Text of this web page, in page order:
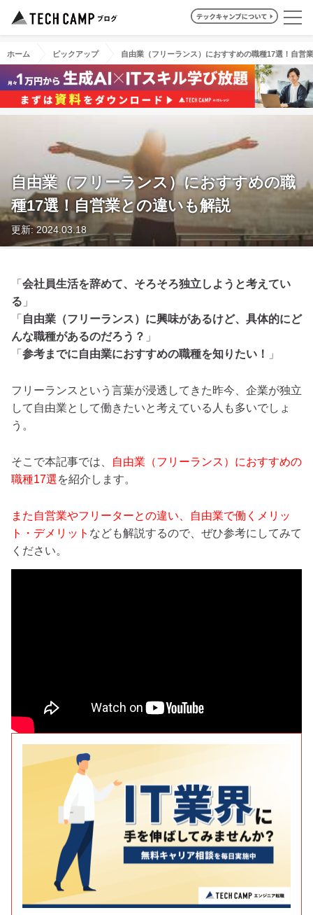
ホーム ピックアップ 自由業（フリーランス）におすすめの職種17選！自営
自由業（フリーランス）におすすめの職
種17選！自営業との違いも解説
更新: 2024.03.18
「 会社員生活を辞めて、そろそろ独立しようと考えてい
る 」
「 自由業（フリーランス）に興味があるけど、具体的にど
んな職種があるのだろう？ 」
「 参考までに自由業におすすめの職種を知りたい！ 」
フリーランスという言葉が浸透してきた昨今、企業が独立
して自由業として働きたいと考えている人も多いでしょ
う。
そこで本記事では、
自由業（フリーランス）におすすめの
職種17選を紹介します。
また自営業やフリーターとの違い、自由業で働くメリッ
ト・デメリット なども解説するので、ぜひ参考にしてみて
ください。